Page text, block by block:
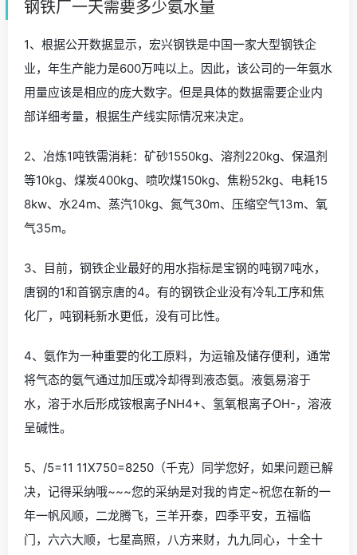
钢铁厂一天需要多少氨水量
1、根据公开数据显示，宏兴钢铁是中国一家大型钢铁企
业，年生产能力是600万吨以上。因此，该公司的一年氨水
用量应该是相应的庞大数字。但是具体的数据需要企业内
部详细考量，根据生产线实际情况来决定。
2、冶炼1吨铁需消耗：矿砂1550kg、溶剂220kg、保温剂
等10kg、煤炭400kg、喷吹煤150kg、焦粉52kg、电耗15
8kw、水24m、蒸汽10kg、氮气30m、压缩空气13m、氧
气35m。
3、目前，钢铁企业最好的用水指标是宝钢的吨钢7吨水，
唐钢的1和首钢京唐的4。有的钢铁企业没有冷轧工序和焦
化厂，吨钢耗新水更低，没有可比性。
4、氨作为一种重要的化工原料，为运输及储存便利，通常
将气态的氨气通过加压或冷却得到液态氨。液氨易溶于
水，溶于水后形成铵根离子NH4+、氢氧根离子OH-，溶液
呈碱性。
5、/5=11 11X750=8250（千克）同学您好，如果问题已解
决，记得采纳哦~~~您的采纳是对我的肯定~祝您在新的一
年一帆风顺，二龙腾飞，三羊开泰，四季平安，五福临
门，六六大顺，七星高照，八方来财，九九同心，十全十